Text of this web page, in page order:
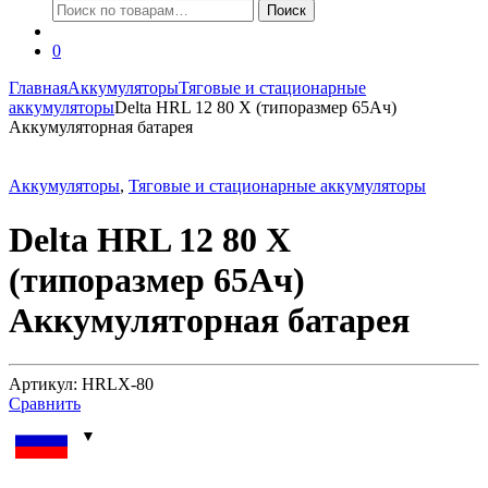
Искать:
Поиск
0
ГлавнаяАккумуляторыТяговые и стационарные
аккумуляторыDelta HRL 12 80 X (типоразмер 65Ач)
Аккумуляторная батарея
Аккумуляторы, Тяговые и стационарные аккумуляторы
Delta HRL 12 80 X
(типоразмер 65Ач)
Аккумуляторная батарея
Артикул: HRLX-80
Сравнить